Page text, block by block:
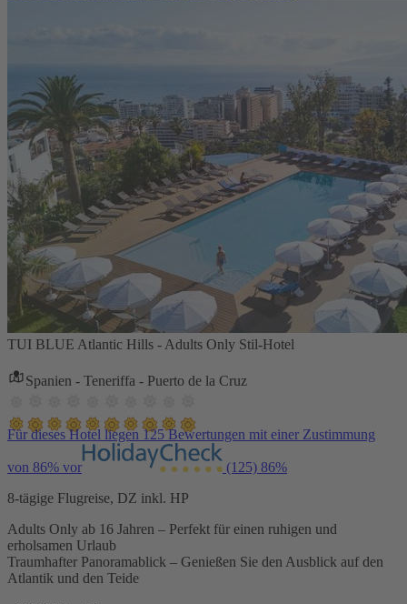
TUI BLUE Atlantic Hills - Adults Only Stil-Hotel
Spanien - Teneriffa - Puerto de la Cruz
Für dieses Hotel liegen 125 Bewertungen mit einer Zustimmung
von 86% vor (125) 86%
8-tägige Flugreise, DZ inkl. HP
Adults Only ab 16 Jahren – Perfekt für einen ruhigen und
erholsamen Urlaub
Traumhafter Panoramablick – Genießen Sie den Ausblick auf den
Atlantik und den Teide